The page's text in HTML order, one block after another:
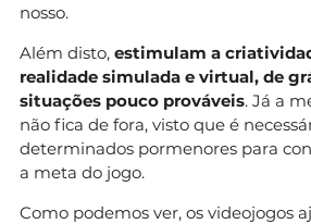
nosso.
Além disto, estimulam a
realidade simulada e virtual, de
situações pouco prováveis. Já a
não fica de fora, visto que é
determinados pormenores para
a meta do jogo.
Como podemos ver, os videojogos